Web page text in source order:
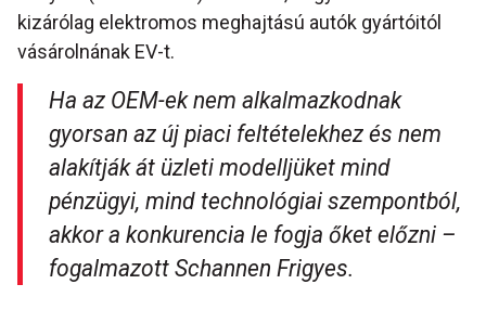
kizárólag elektromos meghajtású autók gyártóitól
vásárolnának EV-t.
Ha az OEM-ek nem alkalmazkodnak
gyorsan az új piaci feltételekhez és nem
alakítják át üzleti modelljüket mind
pénzügyi, mind technológiai szempontból,
akkor a konkurencia le fogja őket előzni –
fogalmazott Schannen Frigyes.